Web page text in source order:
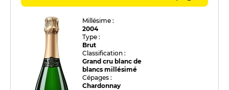
Millésime :
2004
Type :
Brut
Classification :
Grand cru blanc de
blancs millésimé
Cépages :
Chardonnay